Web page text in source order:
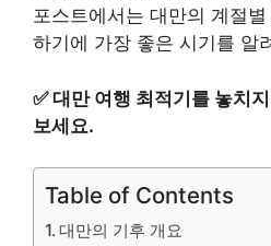
포스트에서는 대만의 계절
하기에 가장 좋은 시기를 알
✅대만 여행 최적기를 놓치
보세요.
Table of Contents
대만의 기후 개요